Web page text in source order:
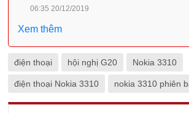
06:35 20/12/2019
Xem thêm
điện thoại hội nghị G20 Nokia 3310
điện thoại Nokia 3310 nokia 3310 phiên